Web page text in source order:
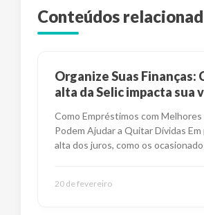
Conteúdos
Organize Suas Finanças:
alta da Selic impacta sua
Como Empréstimos com Melhores
Podem Ajudar a Quitar Dívidas
alta dos juros, como os
20 de fevereiro